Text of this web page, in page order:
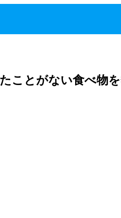
ことがない食べ